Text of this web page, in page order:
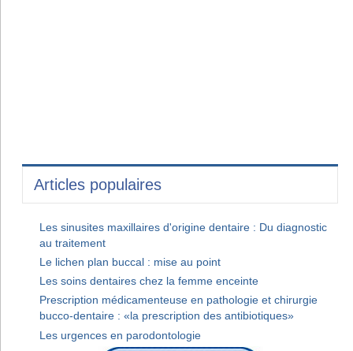
Articles populaires
Les sinusites maxillaires d'origine dentaire : Du diagnostic
au traitement
Le lichen plan buccal : mise au point
Les soins dentaires chez la femme enceinte
Prescription médicamenteuse en pathologie et chirurgie
bucco-dentaire : «la prescription des antibiotiques»
Les urgences en parodontologie